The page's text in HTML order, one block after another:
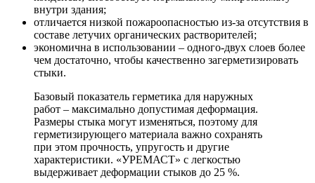
внутри здания;
отличается низкой пожароопасностью из-за отсутствия в
составе летучих органических растворителей;
экономична в использовании – одного-двух слоев более
чем достаточно, чтобы качественно загерметизировать
стыки.
Базовый показатель герметика для наружных
работ – максимально допустимая деформация.
Размеры стыка могут изменяться, поэтому для
герметизирующего материала важно сохранять
при этом прочность, упругость и другие
характеристики. «УРЕМАСТ» с легкостью
выдерживает деформации стыков до 25 %.